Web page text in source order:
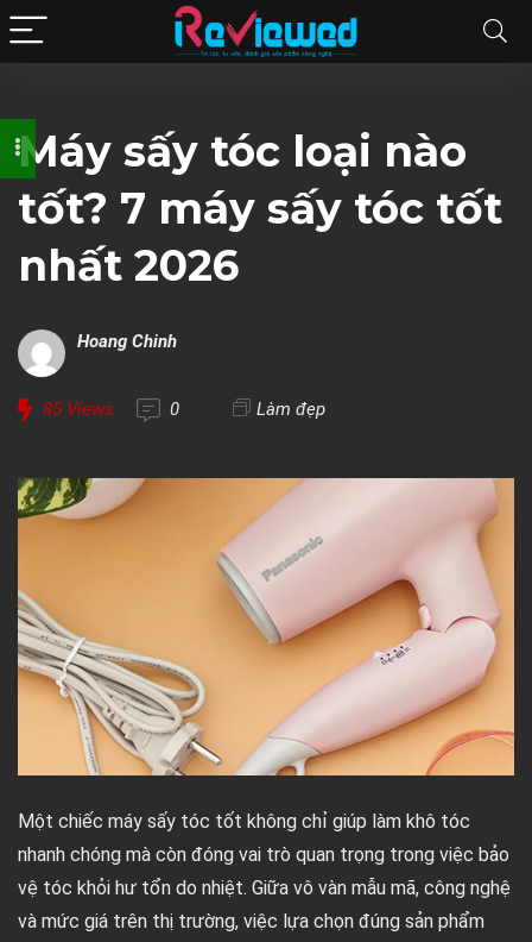
Máy sấy tóc loại nào
tốt? 7 máy sấy tóc tốt
nhất 2026
Hoang Chinh
85Views 0 Làm đẹp
Một chiếc máy sấy tóc tốt không chỉ giúp làm khô tóc
nhanh chóng mà còn đóng vai trò quan trọng trong việc bảo
vệ tóc khỏi hư tổn do nhiệt. Giữa vô vàn mẫu mã, công nghệ
và mức giá trên thị trường, việc lựa chọn đúng sản phẩm